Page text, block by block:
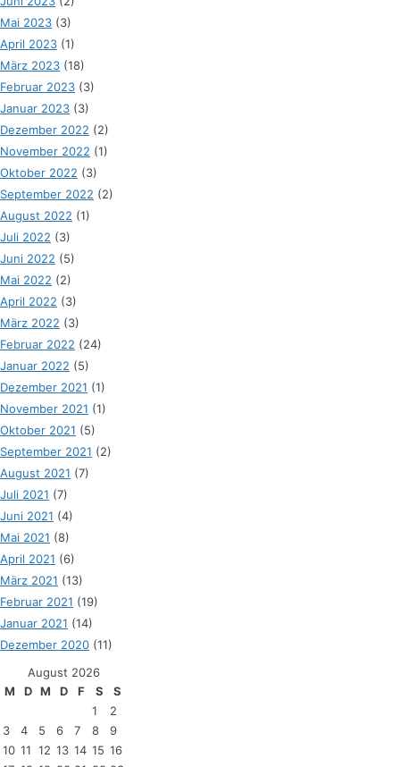
Mai 2023 (3)
April 2023 (1)
März 2023 (18)
Februar 2023 (3)
Januar 2023 (3)
Dezember 2022 (2)
November 2022 (1)
Oktober 2022 (3)
September 2022 (2)
August 2022 (1)
Juli 2022 (3)
Juni 2022 (5)
Mai 2022 (2)
April 2022 (3)
März 2022 (3)
Februar 2022 (24)
Januar 2022 (5)
Dezember 2021 (1)
November 2021 (1)
Oktober 2021 (5)
September 2021 (2)
August 2021 (7)
Juli 2021 (7)
Juni 2021 (4)
Mai 2021 (8)
April 2021 (6)
März 2021 (13)
Februar 2021 (19)
Januar 2021 (14)
Dezember 2020 (11)
August 2026
M
D M D F S
S
1
2
3
4 5 6 7 8
9
10 11 12 13 14 15 16